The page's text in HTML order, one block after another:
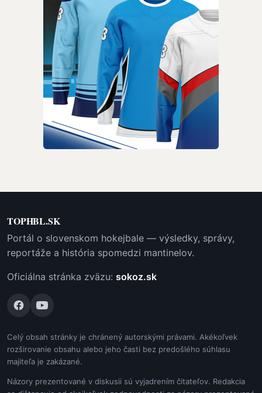
TOPHBL.SK
Portál o slovenskom hokejbale — výsledky, správy,
reportáže a história spomedzi mantinelov.
Oficiálna stránka zväzu: sokoz.sk
Celý obsah stránky je chránený autorskými právami. Akékoľvek
rozširovanie obsahu alebo jeho časti bez predošlého súhlasu
majiteľa je zakázané.
Názory prezentované v diskusii sú vyjadrením čitateľov. Redakcia